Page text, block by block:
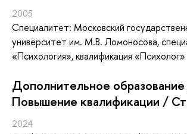
2005
Специалитет: Московский
университет им. М.В. Ломоносова,
«Психология», квалификация «Психолог»
Дополнительное
Повышение квалификации /
2024